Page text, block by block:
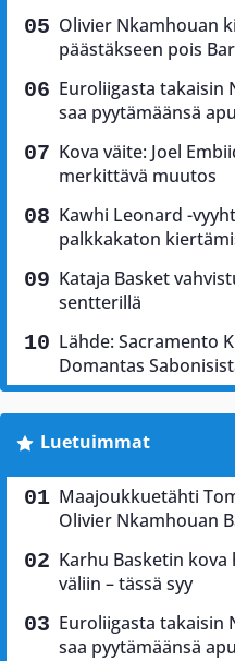
Olivier Nkamhouan
päästäkseen pois
Euroliigasta takaisin
saa pyytämäänsä
Kova väite: Joel
merkittävä muutos
Kawhi Leonard -
palkkakaton
Kataja Basket
sentterillä
Lähde: Sacramento
Domantas
Luetuimmat
Maajoukkuetähti
Olivier Nkamhouan
Karhu Basketin
väliin – tässä syy
Euroliigasta takaisin
saa pyytämäänsä